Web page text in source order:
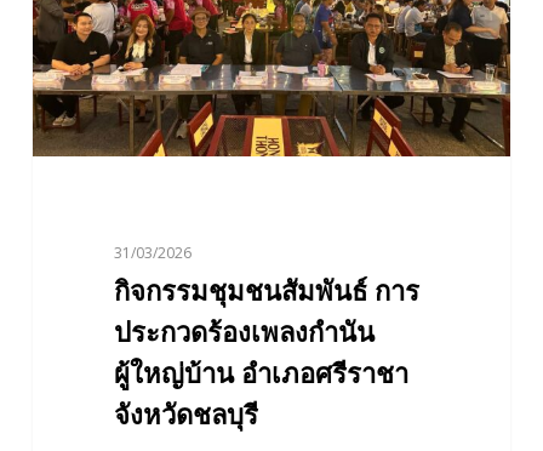
ร้อง
เพลง
กำนัน
ผู้ใหญ่
บ้าน
31/03/2026
กิจกรรมชุมชนสัมพันธ์ การ
ประกวดร้องเพลงกำนัน
ผู้ใหญ่บ้าน อำเภอศรีราชา
จังหวัดชลบุรี